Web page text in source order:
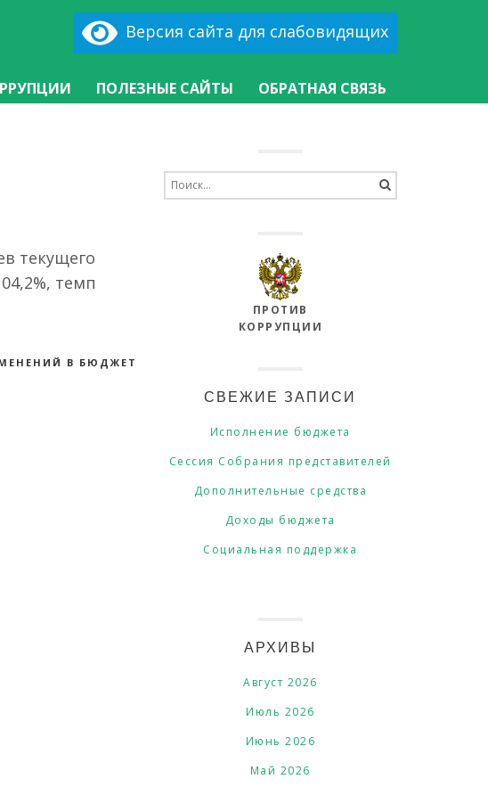
Версия сайта для слабовидящих
ПОЛЕЗНЫЕ САЙТЫ ОБРАТНАЯ СВЯЗЬ
текущего
темп
В БЮДЖЕТ
for:
ПРОТИВ
КОРРУПЦИИ
СВЕЖИЕ ЗАПИСИ
Исполнение бюджета
Сессия Собрания представителей
Дополнительные средства
Доходы бюджета
Социальная поддержка
АРХИВЫ
Август 2026
Июль 2026
Июнь 2026
Май 2026